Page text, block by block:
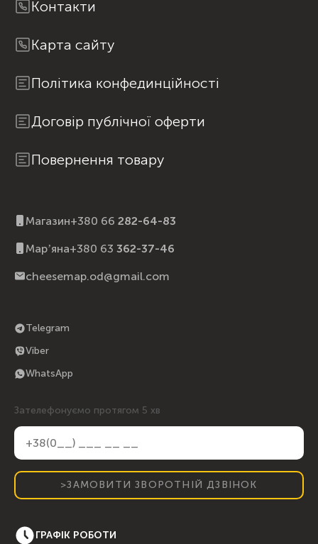
Контакти
Карта сайту
Політика конфединційності
Договір публічної оферти
Повернення товару
Telegram
Viber
WhatsApp
Зателефонуємо протягом 5 хв
>ЗАМОВИТИ ЗВОРОТНІЙ ДЗВІНОК
ГРАФІК РОБОТИ
Магазин+380 66 282-64-83
Марʼяна+380 63 362-37-46
cheesemap.od@gmail.com